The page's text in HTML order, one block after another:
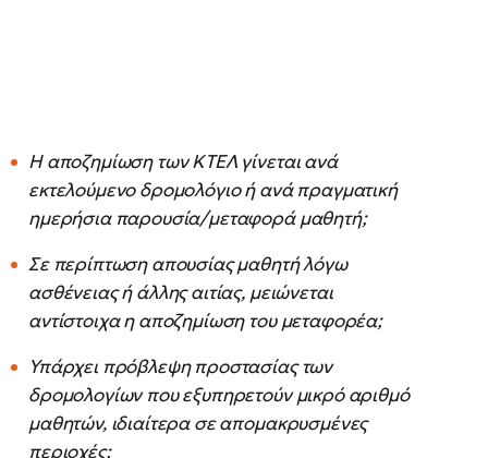
Η αποζημίωση των ΚΤΕΛ γίνεται ανά
εκτελούμενο δρομολόγιο ή ανά πραγματική
ημερήσια παρουσία/μεταφορά μαθητή;
Σε περίπτωση απουσίας μαθητή λόγω
ασθένειας ή άλλης αιτίας, μειώνεται
αντίστοιχα η αποζημίωση του μεταφορέα;
Υπάρχει πρόβλεψη προστασίας των
δρομολογίων που εξυπηρετούν μικρό αριθμό
μαθητών, ιδιαίτερα σε απομακρυσμένες
περιοχές;